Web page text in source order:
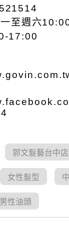
至週六
17:00
郭文髮藝台中店
女性髮型
男性油頭